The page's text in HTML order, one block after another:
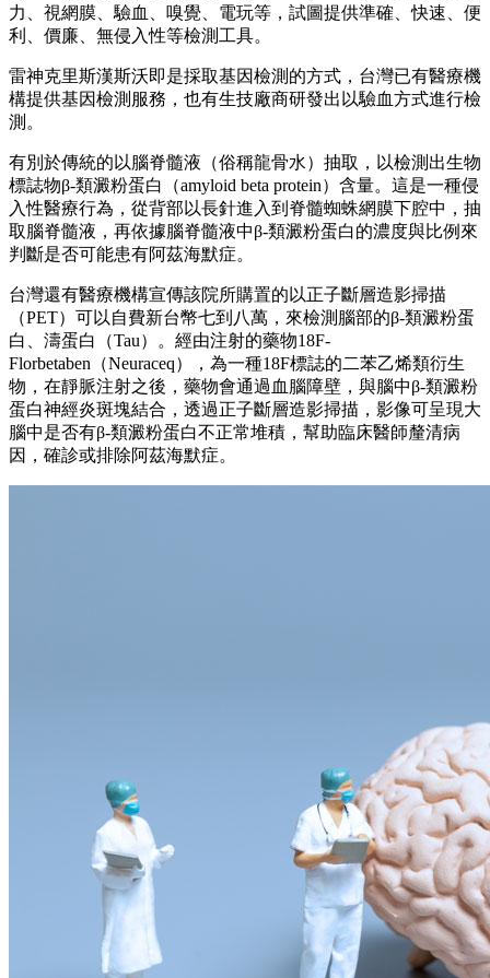
力、視網膜、驗血、嗅覺、電玩等，試圖提供準確、快速、便
利、價廉、無侵入性等檢測工具。
雷神克里斯漢斯沃即是採取基因檢測的方式，台灣已有醫療機
構提供基因檢測服務，也有生技廠商研發出以驗血方式進行檢
測。
有別於傳統的以腦脊髓液（俗稱龍骨水）抽取，以檢測出生物
標誌物β-類澱粉蛋白（amyloid beta protein）含量。這是一種侵
入性醫療行為，從背部以長針進入到脊髓蜘蛛網膜下腔中，抽
取腦脊髓液，再依據腦脊髓液中β-類澱粉蛋白的濃度與比例來
判斷是否可能患有阿茲海默症。
台灣還有醫療機構宣傳該院所購置的以正子斷層造影掃描
（PET）可以自費新台幣七到八萬，來檢測腦部的β-類澱粉蛋
白、濤蛋白（Tau）。經由注射的藥物18F-
Florbetaben（Neuraceq），為一種18F標誌的二苯乙烯類衍生
物，在靜脈注射之後，藥物會通過血腦障壁，與腦中β-類澱粉
蛋白神經炎斑塊結合，透過正子斷層造影掃描，影像可呈現大
腦中是否有β-類澱粉蛋白不正常堆積，幫助臨床醫師釐清病
因，確診或排除阿茲海默症。